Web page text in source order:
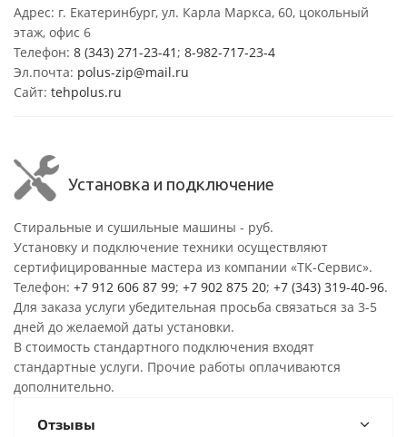
Адрес: г. Екатеринбург, ул. Карла Маркса, 60, цокольный
этаж, офис 6
Телефон: 8 (343) 271-23-41 ; 8-982-717-23-4
Эл.почта: polus-zip@mail.ru
Сайт: tehpolus.ru
Установка и подключение
Стиральные и сушильные машины - руб.
Установку и подключение техники осуществляют
сертифицированные мастера из компании «ТК-Сервис».
Телефон: +7 912 606 87 99; +7 902 875 20; +7 (343) 319-40-96.
Для заказа услуги убедительная просьба связаться за 3-5
дней до желаемой даты установки.
В стоимость стандартного подключения входят
стандартные услуги. Прочие работы оплачиваются
дополнительно.
Отзывы